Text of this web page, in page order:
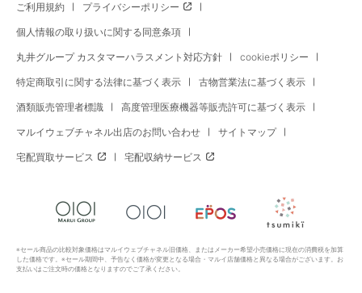
ご利用規約 プライバシーポリシー
個人情報の取り扱いに関する同意条項
丸井グループ カスタマーハラスメント対応方針 cookieポリシー
特定商取引に関する法律に基づく表示 古物営業法に基づく表示
酒類販売管理者標識 高度管理医療機器等販売許可に基づく表示
マルイウェブチャネル出店のお問い合わせ サイトマップ
宅配買取サービス 宅配収納サービス
※セール商品の比較対象価格はマルイウェブチャネル旧価格、またはメーカー希望小売価格に現在の消費税を加算
した価格です。※セール期間中、予告なく価格が変更となる場合・マルイ店舗価格と異なる場合がございます。お
支払いはご注文時の価格となりますのでご了承ください。